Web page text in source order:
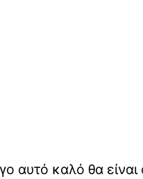
αυτό καλό θα είναι